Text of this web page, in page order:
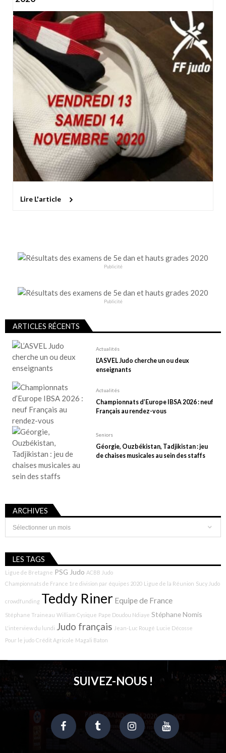
Lire L'article
Publicité
Publicité
ARTICLES RÉCENTS
Actualités
L’ASVEL Judo cherche un ou deux
enseignants
Actualités
Championnats d’Europe IBSA 2026 : neuf
Français au rendez-vous
Seniors
Géorgie, Ouzbékistan, Tadjikistan : jeu
de chaises musicales au sein des staffs
ARCHIVES
Archives
LES TAGS
Ligue de Bretagne PSG Judo ACBB Judo
Championnats de France 1re division par équipes 2020 Ligue de la Réunion Sucy Judo
crowdfunding Teddy Riner Equipe de France
Stéphane Traineau William Cysique Pape Doudou Ndiaye Stéphane Nomis
L'interview du lundi Judo français Jean-Luc Rougé Lucie Décosse
Pour le judo Crédit Agricole Magali Baton
SUIVEZ-NOUS !